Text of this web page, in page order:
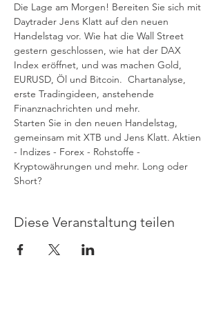
Die Lage am Morgen! Bereiten Sie sich mit
Daytrader Jens Klatt auf den neuen
Handelstag vor. Wie hat die Wall Street
gestern geschlossen, wie hat der DAX
Index eröffnet, und was machen Gold,
EURUSD, Öl und Bitcoin.  Chartanalyse,
erste Tradingideen, anstehende
Finanznachrichten und mehr.
Starten Sie in den neuen Handelstag,
gemeinsam mit XTB und Jens Klatt. Aktien
- Indizes - Forex - Rohstoffe -
Kryptowährungen und mehr. Long oder
Short?
Diese Veranstaltung teilen